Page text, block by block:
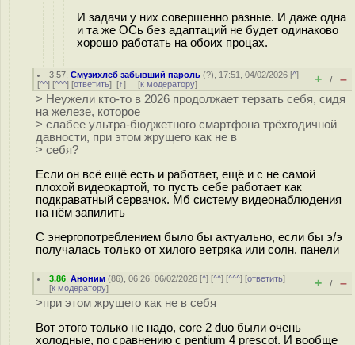
И задачи у них совершенно разные. И даже одна
и та же ОСь без адаптаций не будет одинаково
хорошо работать на обоих процах.
3.57 ,Смузихлеб забывший пароль (?), 17:51, 04/02/2026 [^]
[^^] [^^^] [ответить] [↑] [к модератору] + / –
> Неужели кто-то в 2026 продолжает терзать себя, сидя
на железе, которое
> слабее ультра-бюджетного смартфона трёхгодичной
давности, при этом жрущего как не в
> себя?
Если он всё ещё есть и работает, ещё и с не самой
плохой видеокартой, то пусть себе работает как
подкраватный сервачок. Мб систему видеонаблюдения
на нём запилить
С энергопотреблением было бы актуально, если бы э/э
получалась только от хилого ветряка или солн. панели
3.86 ,Аноним (86), 06:26, 06/02/2026 [^] [^^] [^^^] [ответить]
[к модератору] + / –
>при этом жрущего как не в себя
Вот этого только не надо, core 2 duo были очень
холодные, по сравнению с pentium 4 prescot. И вообще